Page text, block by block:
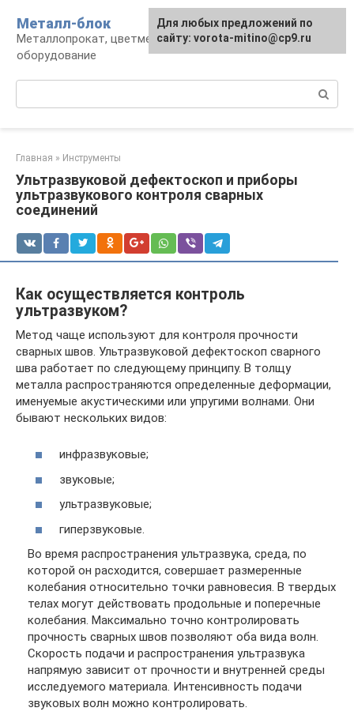
контенту
Металл-блок
Металлопрокат, цветмет, обработка и
оборудование
Главная » Инструменты
Ультразвуковой дефектоскоп и приборы
ультразвукового контроля сварных
соединений
Как осуществляется контроль
ультразвуком?
Метод чаще используют для контроля прочности
сварных швов. Ультразвуковой дефектоскоп сварного
шва работает по следующему принципу. В толщу
металла распространяются определенные деформации,
именуемые акустическими или упругими волнами. Они
бывают нескольких видов:
инфразвуковые;
звуковые;
ультразвуковые;
гиперзвуковые.
Во время распространения ультразвука, среда, по
которой он расходится, совершает размеренные
колебания относительно точки равновесия. В твердых
телах могут действовать продольные и поперечные
колебания. Максимально точно контролировать
прочность сварных швов позволяют оба вида волн.
Скорость подачи и распространения ультразвука
напрямую зависит от прочности и внутренней среды
исследуемого материала. Интенсивность подачи
звуковых волн можно контролировать.
Для любых предложений по
сайту: vorota-mitino@cp9.ru